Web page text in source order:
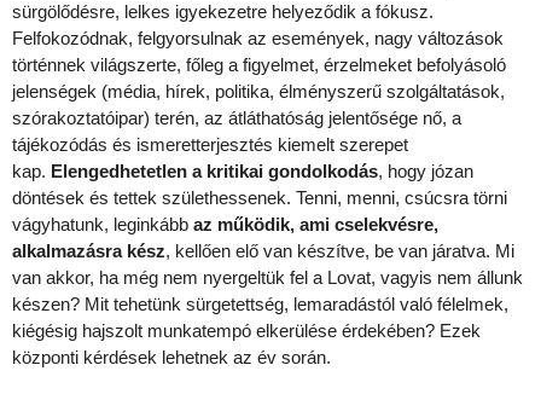
sürgölődésre, lelkes igyekezetre helyeződik a fókusz.
Felfokozódnak, felgyorsulnak az események, nagy változások
történnek világszerte, főleg a figyelmet, érzelmeket befolyásoló
jelenségek (média, hírek, politika, élményszerű szolgáltatások,
szórakoztatóipar) terén, az átláthatóság jelentősége nő, a
tájékozódás és ismeretterjesztés kiemelt szerepet
kap. Elengedhetetlen a kritikai gondolkodás, hogy józan
döntések és tettek születhessenek. Tenni, menni, csúcsra törni
vágyhatunk, leginkább az működik, ami cselekvésre,
alkalmazásra kész, kellően elő van készítve, be van járatva. Mi
van akkor, ha még nem nyergeltük fel a Lovat, vagyis nem állunk
készen? Mit tehetünk sürgetettség, lemaradástól való félelmek,
kiégésig hajszolt munkatempó elkerülése érdekében? Ezek
központi kérdések lehetnek az év során.